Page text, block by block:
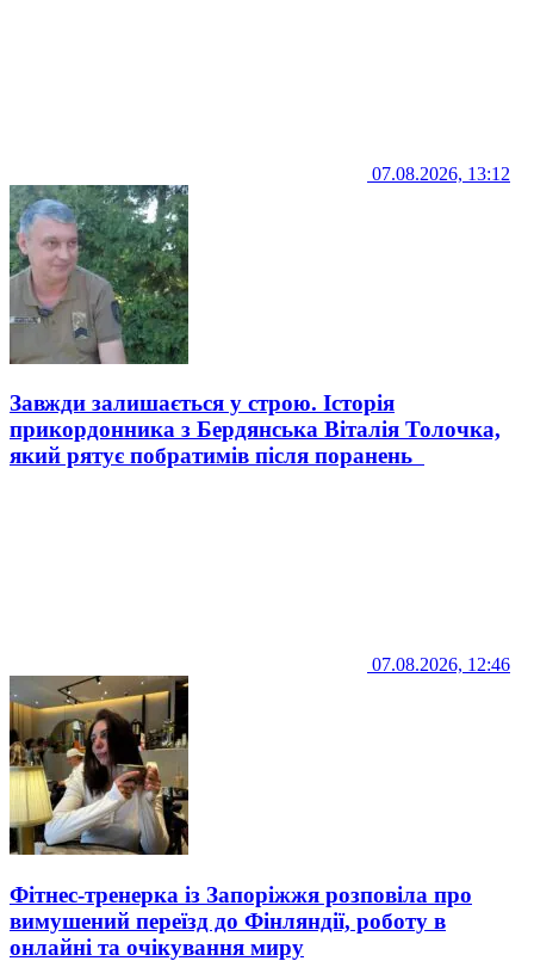
07.08.2026, 13:12
Завжди залишається у строю. Історія
прикордонника з Бердянська Віталія Толочка,
який рятує побратимів після поранень
07.08.2026, 12:46
Фітнес-тренерка із Запоріжжя розповіла про
вимушений переїзд до Фінляндії, роботу в
онлайні та очікування миру